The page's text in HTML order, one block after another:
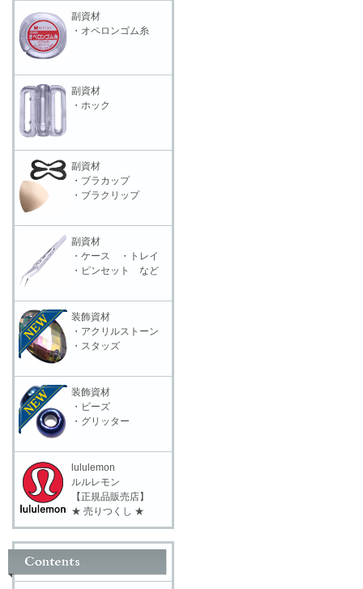
副資材
・オペロンゴム糸
副資材
・ホック
副資材
・ブラカップ
・ブラクリップ
副資材
・ケース ・トレイ
・ピンセット など
装飾資材
・アクリルストーン
・スタッズ
装飾資材
・ビーズ
・グリッター
lululemon
ルルレモン
【正規品販売店】
★ 売りつくし ★